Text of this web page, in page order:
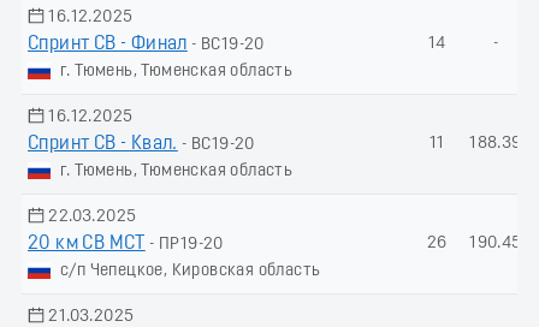
16.12.2025
Спринт СВ - Финал - ВС19-20
г. Тюмень, Тюменская область
14 -
16.12.2025
Спринт СВ - Квал. - ВС19-20
г. Тюмень, Тюменская область
11 188.39
22.03.2025
20 км СВ МСТ
- ПР19-20
с/п Чепецкое, Кировская область
26 190.45
21.03.2025